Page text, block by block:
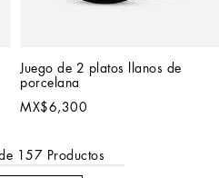
Juego de 2 platos llanos de
porcelana
MX$6,300
157 Productos